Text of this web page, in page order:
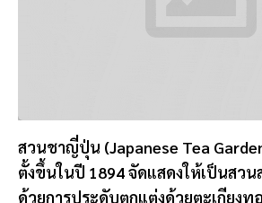
หากคุณชอบรีวิวของเรา
ติดตามเราเพื่อรับชมรีวิวดีๆ ได้ทุกสัปด
เพจ PinTrip